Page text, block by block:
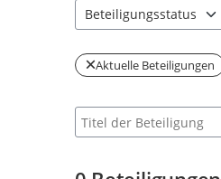
Beteiligungsstatus
Aktuelle Beteiligungen
Suche nach Beteiligung